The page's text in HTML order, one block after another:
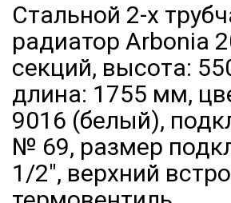
Стальной 2-х
радиатор Arbonia
секций, высота:
длина: 1755 мм,
9016 (белый),
№ 69, размер
1/2", верхний